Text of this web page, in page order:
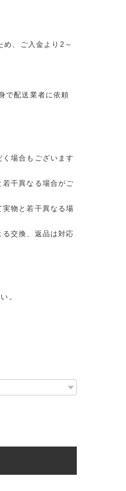
め、ご入金より2～
で配送業者に依頼
く場合もございます
若干異なる場合がご
実物と若干異なる場
る交換、返品は対応
。